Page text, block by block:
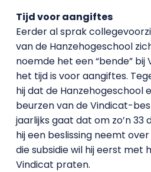
Tijd voor aangiftes
Eerder al sprak
van de Hanzehogeschool
noemde het een “bende”
het tijd is voor aangiftes.
hij dat de Hanzehogeschool
beurzen van de Vindicat-
jaarlijks gaat dat om zo’n 33
hij een beslissing neemt
die subsidie wil hij eerst met
Vindicat praten.